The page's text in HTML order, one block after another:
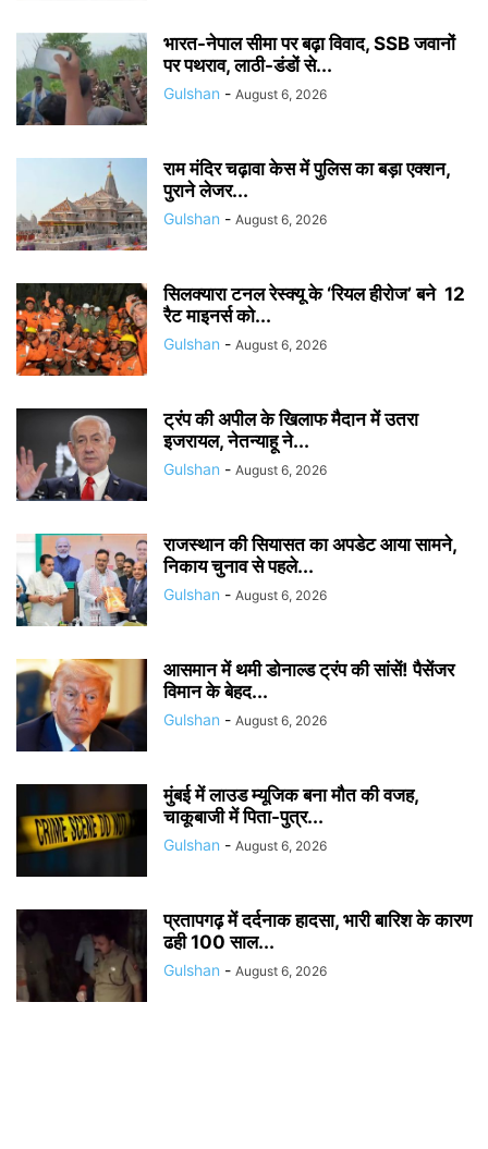
भारत-नेपाल सीमा पर बढ़ा विवाद, SSB जवानों
पर पथराव, लाठी-डंडों से...
Gulshan - August 6, 2026
राम मंदिर चढ़ावा केस में पुलिस का बड़ा एक्शन,
पुराने लेजर...
Gulshan - August 6, 2026
सिलक्यारा टनल रेस्क्यू के ‘रियल हीरोज’ बने 12
रैट माइनर्स को...
Gulshan - August 6, 2026
ट्रंप की अपील के खिलाफ मैदान में उतरा
इजरायल, नेतन्याहू ने...
Gulshan - August 6, 2026
राजस्थान की सियासत का अपडेट आया सामने,
निकाय चुनाव से पहले...
Gulshan - August 6, 2026
आसमान में थमी डोनाल्ड ट्रंप की सांसें! पैसेंजर
विमान के बेहद...
Gulshan - August 6, 2026
मुंबई में लाउड म्यूजिक बना मौत की वजह,
चाकूबाजी में पिता-पुत्र...
Gulshan - August 6, 2026
प्रतापगढ़ में दर्दनाक हादसा, भारी बारिश के कारण
ढही 100 साल...
Gulshan - August 6, 2026